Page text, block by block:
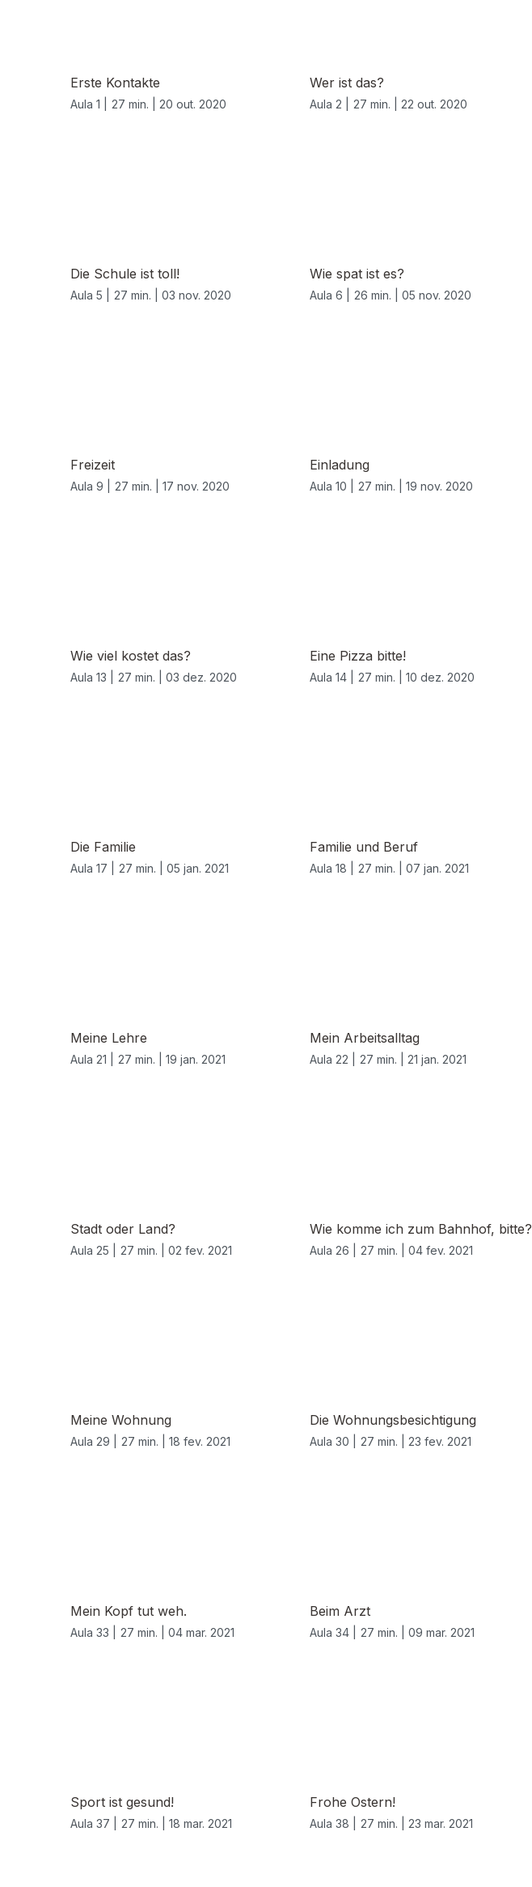
Erste Kontakte
Aula 1 | 27 min. | 20 out. 2020
Wer ist das?
Aula 2 | 27 min. | 22 out. 2020
Die Schule ist toll!
Aula 5 | 27 min. | 03 nov. 2020
Wie spat ist es?
Aula 6 | 26 min. | 05 nov. 2020
Freizeit
Aula 9 | 27 min. | 17 nov. 2020
Einladung
Aula 10 | 27 min. | 19 nov. 2020
Wie viel kostet das?
Aula 13 | 27 min. | 03 dez. 2020
Eine Pizza bitte!
Aula 14 | 27 min. | 10 dez. 2020
Die Familie
Aula 17 | 27 min. | 05 jan. 2021
Familie und Beruf
Aula 18 | 27 min. | 07 jan. 2021
Meine Lehre
Aula 21 | 27 min. | 19 jan. 2021
Mein Arbeitsalltag
Aula 22 | 27 min. | 21 jan. 2021
Stadt oder Land?
Aula 25 | 27 min. | 02 fev. 2021
Wie komme ich zum Bahnhof, bitte?
Aula 26 | 27 min. | 04 fev. 2021
Meine Wohnung
Aula 29 | 27 min. | 18 fev. 2021
Die Wohnungsbesichtigung
Aula 30 | 27 min. | 23 fev. 2021
Mein Kopf tut weh.
Aula 33 | 27 min. | 04 mar. 2021
Beim Arzt
Aula 34 | 27 min. | 09 mar. 2021
Sport ist gesund!
Aula 37 | 27 min. | 18 mar. 2021
Frohe Ostern!
Aula 38 | 27 min. | 23 mar. 2021